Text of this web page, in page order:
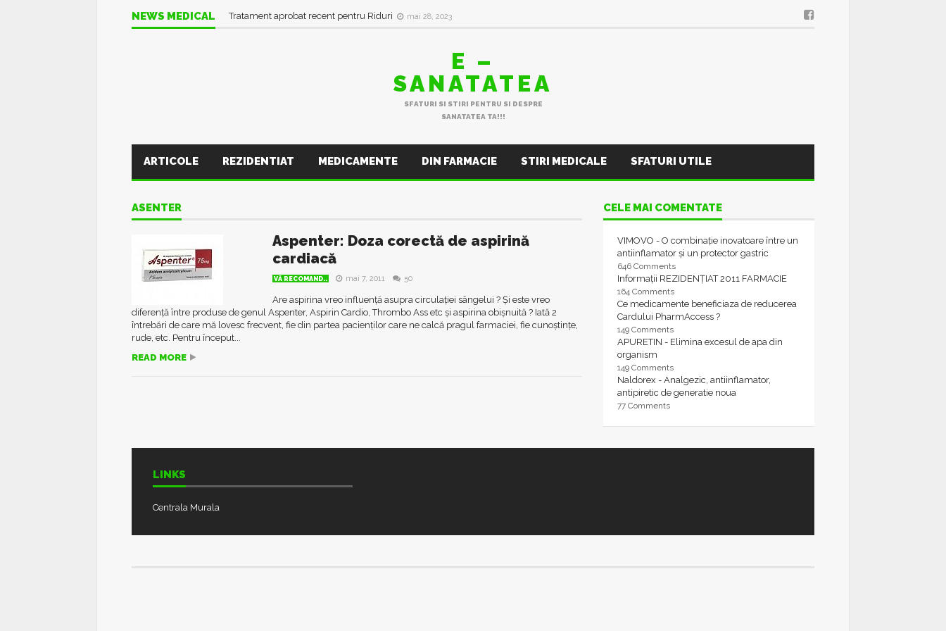
NEWS MEDICAL Tratament aprobat recent pentru Riduri mai 28, 2023
E –
SANATATEA
SFATURI SI STIRI PENTRU SI DESPRE
SANATATEA TA!!!
ARTICOLE REZIDENTIAT MEDICAMENTE DIN FARMACIE STIRI MEDICALE SFATURI UTILE
ASENTER
Aspenter: Doza corectă de aspirină
cardiacă
VĂ RECOMAND.. mai 7, 2011 50
Are aspirina vreo influență asupra circulației sângelui ? Și este vreo
diferență între produse de genul Aspenter, Aspirin Cardio, Thrombo Ass etc și aspirina obișnuită ? Iată 2
întrebări de care mă lovesc frecvent, fie din partea pacienților care ne calcă pragul farmaciei, fie cunoștințe,
rude, etc. Pentru început...
READ MORE
CELE MAI COMENTATE
VIMOVO - O combinație inovatoare între un
antiinflamator și un protector gastric
646 Comments
Informații REZIDENȚIAT 2011 FARMACIE
164 Comments
Ce medicamente beneficiaza de reducerea
Cardului PharmAccess ?
149 Comments
APURETIN - Elimina excesul de apa din
organism
149 Comments
Naldorex - Analgezic, antiinflamator,
antipiretic de generatie noua
77 Comments
LINKS
Centrala Murala